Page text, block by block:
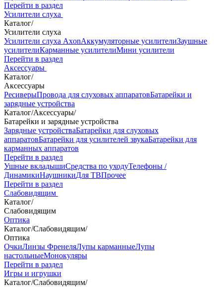
Перейти в раздел
Усилители слуха
Каталог/
Усилители слуха
Усилители слуха AxonАккумуляторные усилителиЗаушные
усилителиКарманные усилителиМини усилители
Перейти в раздел
Аксессуары
Каталог/
Аксессуары
РесиверыПровода для слуховых аппаратовБатарейки и
зарядные устройства
Каталог/Аксессуары/
Батарейки и зарядные устройства
Зарядные устройстваБатарейки для слуховых
аппаратовБатарейки для усилителей звукаБатарейки для
карманных аппаратов
Перейти в раздел
Ушные вкладышиСредства по уходуТелефоны /
ДинамикиНаушникиДля ТВПрочее
Перейти в раздел
Слабовидящим
Каталог/
Слабовидящим
Оптика
Каталог/Слабовидящим/
Оптика
ОчкиЛинзы ФренеляЛупы карманныеЛупы
настольныеМонокуляры
Перейти в раздел
Игры и игрушки
Каталог/Слабовидящим/